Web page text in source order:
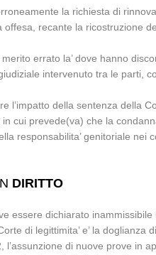
la richiesta di
recante la ricostruzione
errato la’ dove hanno
intervenuto tra le parti,
della sentenza della
cui prevede(va) che la
responsabilita’ genitoriale nei
DIRITTO
essere dichiarato inammissibile
di legittimita’ e’ la doglianza
di nuove prove in